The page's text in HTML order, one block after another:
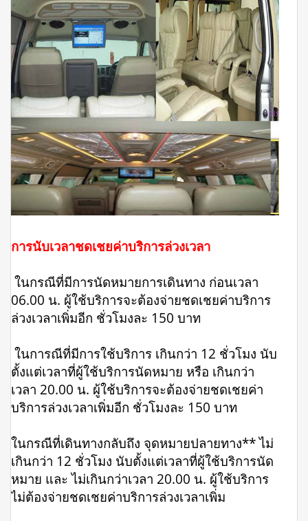
การนับเวลาชดเชยค่าบริการล่วงเวลา
ในกรณีที่มีการนัดหมายการเดินทาง ก่อนเวลา
06.00 น. ผู้ใช้บริการจะต้องจ่ายชดเชยค่าบริการ
ล่วงเวลาเพิ่มอีก ชั่วโมงละ 150 บาท
ในการณีที่มีการใช้บริการ เกินกว่า 12 ชั่วโมง นับ
ตั้งแต่เวลาที่ผู้ใช้บริการนัดหมาย หรือ เกินกว่า
เวลา 20.00 น. ผู้ใช้บริการจะต้องจ่ายชดเชยค่า
บริการล่วงเวลาเพิ่มอีก ชั่วโมงละ 150 บาท
ในกรณีที่เดินทางกลับถึง จุดหมายปลายทาง** ไม่
เกินกว่า 12 ชั่วโมง นับตั้งแต่เวลาที่ผู้ใช้บริการนัด
หมาย และ ไม่เกินกว่าเวลา 20.00 น. ผู้ใช้บริการ
ไม่ต้องจ่ายชดเชยค่าบริการล่วงเวลาเพิ่ม